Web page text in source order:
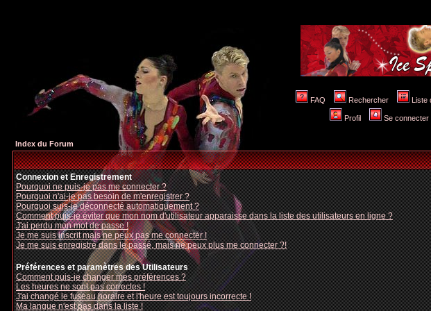
FAQ Rechercher Liste
Profil Se
Index du Forum
Connexion et Enregistrement
Pourquoi ne puis-je pas me connecter ?
Pourquoi n'ai-je pas besoin de m'enregistrer ?
Pourquoi suis-je déconnecté automatiquement ?
Comment puis-je éviter que mon nom d'utilisateur apparaisse dans la liste des utilisateurs en ligne ?
J'ai perdu mon mot de passe !
Je me suis inscrit mais ne peux pas me connecter !
Je me suis enregistré dans le passé, mais ne peux plus me connecter ?!
Préférences et paramètres des Utilisateurs
Comment puis-je changer mes préférences ?
Les heures ne sont pas correctes !
J'ai changé le fuseau horaire et l'heure est toujours incorrecte !
Ma langue n'est pas dans la liste !